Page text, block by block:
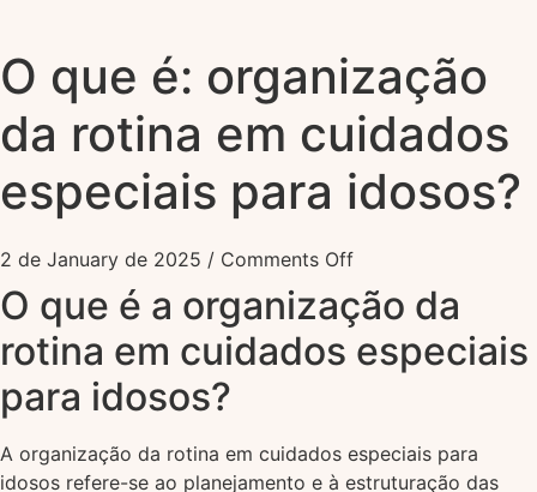
O que é: organização
da rotina em cuidados
especiais para idosos?
2 de January de 2025 / Comments Off
O que é a organização da
rotina em cuidados especiais
para idosos?
A organização da rotina em cuidados especiais para
idosos refere-se ao planejamento e à estruturação das